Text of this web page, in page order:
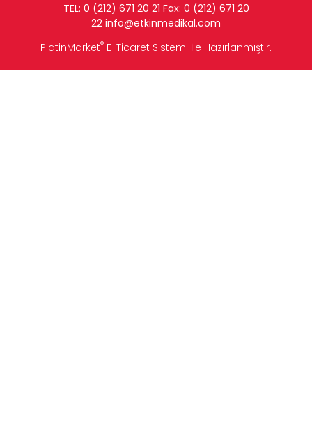
TEL: 0 (212) 671 20 21 Fax: 0 (212) 671 20
22 info@etkinmedikal.com
PlatinMarket® E-Ticaret Sistemi İle Hazırlanmıştır.